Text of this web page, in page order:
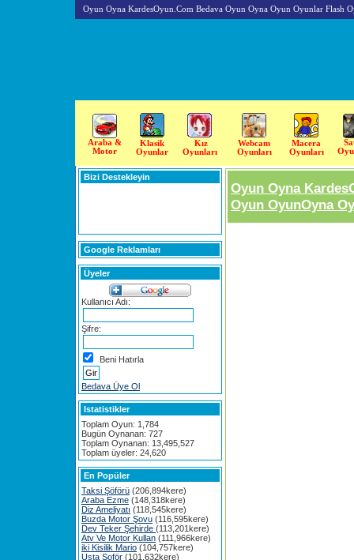
Oyun Oyna KardesOyun.Com Bedava Oyun Oyna Oyun Oyunlar Flash
Araba &
Motor
Klasik
Oyunlar
Kız
Oyunları
Webcam
Oyunları
Macera
Oyunları
Bizi Destekleyin
Google Reklamları
Üyeler
Kullanıcı Adı:
Şifre:
Beni Hatırla
Bedava Üye Ol
Istatistikler
Toplam Oyun: 1,784
Bugün Oynanan: 727
Toplam Oynanan: 13,495,527
Toplam üyeler: 24,620
En Popüler
Taksi Şöförü (206,894kere)
Araba Ezme (148,318kere)
Diz Ameliyatı (118,545kere)
Buzda Motor Şovu (116,595kere)
Dev Teker Şehirde (113,201kere)
Atv Ve Motor Kullan (111,966kere)
iki Kisilik Mario (104,757kere)
Usta Şoför (101,632kere)
Oyun Oyna
Oyun OyunOyna